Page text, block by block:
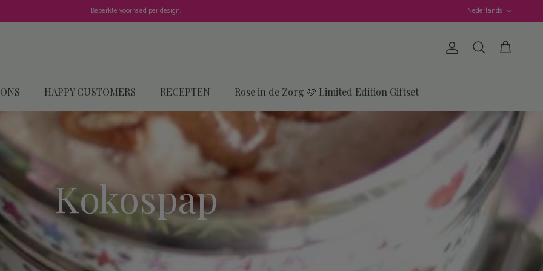
Beperkte voorraad per design! Nederlands
Account
Zoeken Winkelwagen
HAPPY CUSTOMERS RECEPTEN Rose in de Zorg 🩷 Limited Edition Giftset
Kokospap